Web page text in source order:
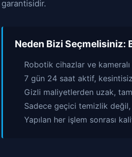
garantisidir.
Neden Bizi Seçmelisiniz:
Robotik cihazlar ve
7 gün 24 saat aktif,
Gizli maliyetlerden uzak,
Sadece geçici temizlik değil,
Yapılan her işlem sonrası